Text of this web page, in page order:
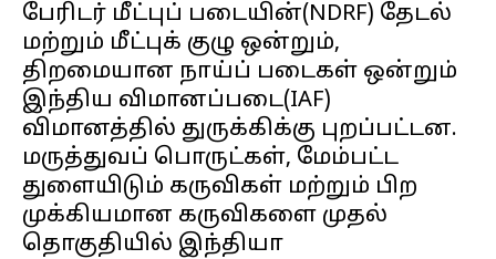
பேரிடர் மீட்புப் படையின்(NDRF) தேடல்
மற்றும் மீட்புக் குழு ஒன்றும்,
திறமையான நாய்ப் படைகள் ஒன்றும்
இந்திய விமானப்படை(IAF)
விமானத்தில் துருக்கிக்கு புறப்பட்டன.
மருத்துவப் பொருட்கள், மேம்பட்ட
துளையிடும் கருவிகள் மற்றும் பிற
முக்கியமான கருவிகளை முதல்
தொகுதியில் இந்தியா